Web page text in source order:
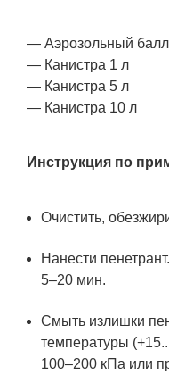
— Аэрозольный
— Канистра 1 л
— Канистра 5 л
— Канистра 10 л
Инструкция по
Очистить,
Нанести
5–20 мин.
Смыть излишки
температуры
100–200 кПа или